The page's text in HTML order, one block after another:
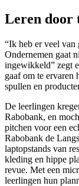
Leren door
“Ik heb er veel van
Ondernemen gaat
ingewikkeld” zegt
gaaf om te ervaren
spullen en
De leerlingen
Rabobank, en
pitchen voor een
Rabobank de
laptopstands van
kleding en hippe
revue. Met een
leerlingen hun